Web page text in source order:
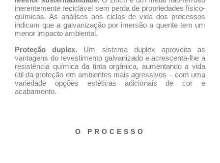
inerentemente reciclável sem perda de propriedades físico-
químicas. As análises aos ciclos de vida dos processos
indicam que a galvanização por imersão a quente tem um
menor impacto ambiental.
Proteção duplex. Um sistema duplex aproveita as
vantagens do revestimento galvanizado e acrescenta-lhe a
resistência química da tinta orgânica, aumentando a vida
útil da proteção em ambientes mais agressivos – com uma
variedade opções estéticas adicionais de cor e
acabamento.
O PROCESSO